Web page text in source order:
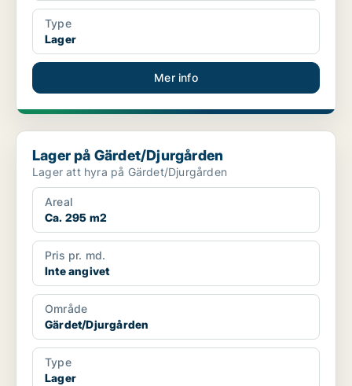
Type
Lager
Mer info
Lager på Gärdet/Djurgården
Lager på Gärdet/Djurgården
Lager att hyra på Gärdet/Djurgården
Areal
Ca. 295 m2
Pris pr. md.
Inte angivet
Område
Gärdet/Djurgården
Type
Lager